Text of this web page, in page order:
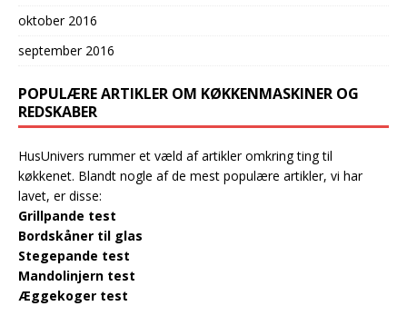
oktober 2016
september 2016
POPULÆRE ARTIKLER OM KØKKENMASKINER OG
REDSKABER
HusUnivers rummer et væld af artikler omkring ting til
køkkenet. Blandt nogle af de mest populære artikler, vi har
lavet, er disse:
Grillpande test
Bordskåner til glas
Stegepande test
Mandolinjern test
Æggekoger test